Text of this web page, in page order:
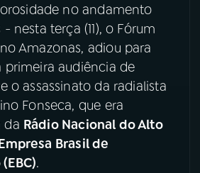
MÚSICA
no andamento
nesta terça (11), o Fórum
Amazonas, adiou para
primeira audiência de
o assassinato da radialista
Fonseca, que era
da Rádio Nacional do Alto
Brasil de
.